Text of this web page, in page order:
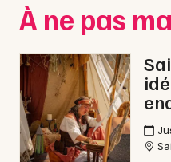
Concerts
Sports
Soirées
Sorties famille
Nice
Paris
Strasbourg
Toulouse
Toutes les villes
À ne pas